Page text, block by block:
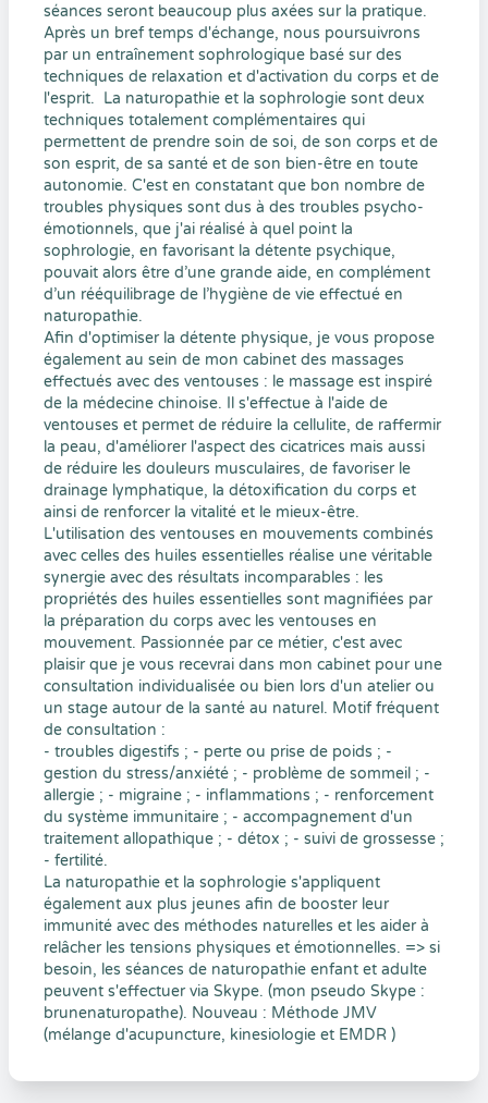
séances seront beaucoup plus axées sur la pratique.
Après un bref temps d'échange, nous poursuivrons
par un entraînement sophrologique basé sur des
techniques de relaxation et d'activation du corps et de
l'esprit. ​ La naturopathie et la sophrologie sont deux
techniques totalement complémentaires qui
permettent de prendre soin de soi, de son corps et de
son esprit, de sa santé et de son bien-être en toute
autonomie. C'est en constatant que bon nombre de
troubles physiques sont dus à des troubles psycho-
émotionnels, que j'ai réalisé à quel point la
sophrologie, en favorisant la détente psychique,
pouvait alors être d’une grande aide, en complément
d’un rééquilibrage de l’hygiène de vie effectué en
naturopathie. ​
Afin d'optimiser la détente physique, je vous propose
également au sein de mon cabinet des massages
effectués avec des ventouses : le massage est inspiré
de la médecine chinoise. Il s'effectue à l'aide de
ventouses et permet de réduire la cellulite, de raffermir
la peau, d'améliorer l'aspect des cicatrices mais aussi
de réduire les douleurs musculaires, de favoriser le
drainage lymphatique, la détoxification du corps et
ainsi de renforcer la vitalité et le mieux-être.
L'utilisation des ventouses en mouvements combinés
avec celles des huiles essentielles réalise une véritable
synergie avec des résultats incomparables : les
propriétés des huiles essentielles sont magnifiées par
la préparation du corps avec les ventouses en
mouvement. Passionnée par ce métier, c'est avec
plaisir que je vous recevrai dans mon cabinet pour une
consultation individualisée ou bien lors d'un atelier ou
un stage autour de la santé au naturel. Motif fréquent
de consultation :
- troubles digestifs ; - perte ou prise de poids ; -
gestion du stress/anxiété ; - problème de sommeil ; -
allergie ; - migraine ; - inflammations ; - renforcement
du système immunitaire ; - accompagnement d'un
traitement allopathique ; - détox ; - suivi de grossesse ;
- fertilité.
La naturopathie et la sophrologie s'appliquent
également aux plus jeunes afin de booster leur
immunité avec des méthodes naturelles et les aider à
relâcher les tensions physiques et émotionnelles. => si
besoin, les séances de naturopathie enfant et adulte
peuvent s'effectuer via Skype. (mon pseudo Skype :
brunenaturopathe). Nouveau : Méthode JMV
(mélange d'acupuncture, kinesiologie et EMDR )